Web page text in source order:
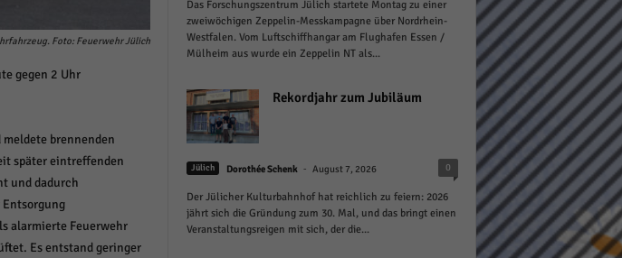
Foto: Feuerwehr Jülich
gegen 2 Uhr
brennenden
später eintreffenden
und dadurch
alarmierte Feuerwehr
Es entstand geringer
Das Forschungszentrum Jülich startete Montag zu einer
zweiwöchigen Zeppelin-Messkampagne über Nordrhein-
Westfalen. Vom Luftschiffhangar am Flughafen Essen /
Mülheim aus wurde ein Zeppelin NT als...
Rekordjahr zum Jubiläum
Jülich Dorothée Schenk - August 7, 2026 0
Der Jülicher Kulturbahnhof hat reichlich zu feiern: 2026
jährt sich die Gründung zum 30. Mal, und das bringt einen
Veranstaltungsreigen mit sich, der die...
Funktionen und sind für die einwandfreie
anzeigen
Statistiken
Diese Informationen helfen uns zu verstehen,
anzeigen